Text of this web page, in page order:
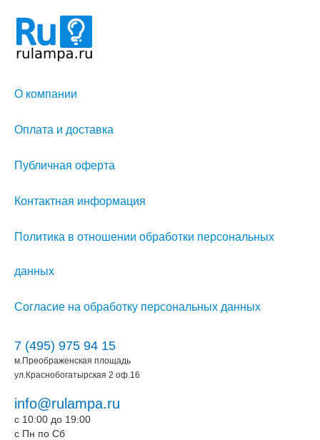
О компании
Оплата и доставка
Публичная оферта
Контактная информация
Политика в отношении обработки персональных
данных
Согласие на обработку персональных данных
7 (495) 975 94 15
м.Преображенская площадь
ул.Краснобогатырская 2 оф.16
info@rulampa.ru
c 10:00 до 19:00
c Пн по Сб